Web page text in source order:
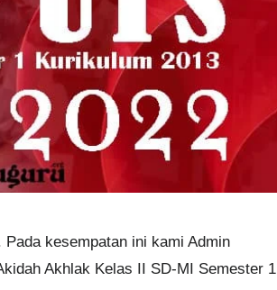
Pada kesempatan ini kami Admin
Akhlak Kelas II SD-MI Semester 1